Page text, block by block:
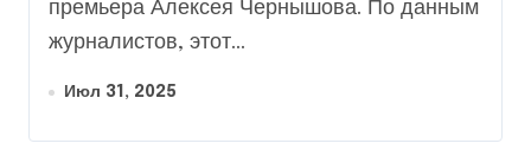
премьера Алексея Чернышова. По данным
журналистов, этот...
Июл 31, 2025